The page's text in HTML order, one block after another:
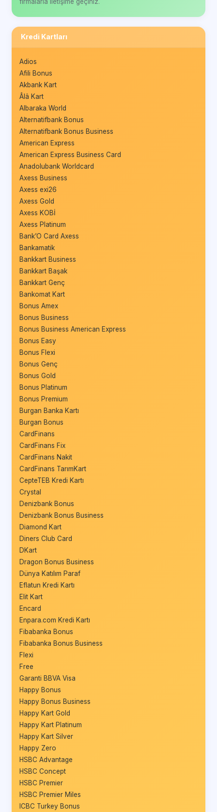
Kredi Kartları
Adios
Afili Bonus
Akbank Kart
Âlâ Kart
Albaraka World
Alternatifbank Bonus
Alternatifbank Bonus Business
American Express
American Express Business Card
Anadolubank Worldcard
Axess Business
Axess exi26
Axess Gold
Axess KOBİ
Axess Platinum
Bank’O Card Axess
Bankamatik
Bankkart Business
Bankkart Başak
Bankkart Genç
Bankomat Kart
Bonus Amex
Bonus Business
Bonus Business American Express
Bonus Easy
Bonus Flexi
Bonus Genç
Bonus Gold
Bonus Platinum
Bonus Premium
Burgan Banka Kartı
Burgan Bonus
CardFinans
CardFinans Fix
CardFinans Nakit
CardFinans TarımKart
CepteTEB Kredi Kartı
Crystal
Denizbank Bonus
Denizbank Bonus Business
Diamond Kart
Diners Club Card
DKart
Dragon Bonus Business
Dünya Katılım Paraf
Eflatun Kredi Kartı
Elit Kart
Encard
Enpara.com Kredi Kartı
Fibabanka Bonus
Fibabanka Bonus Business
Flexi
Free
Garanti BBVA Visa
Happy Bonus
Happy Bonus Business
Happy Kart Gold
Happy Kart Platinum
Happy Kart Silver
Happy Zero
HSBC Advantage
HSBC Concept
HSBC Premier
HSBC Premier Miles
ICBC Turkey Bonus